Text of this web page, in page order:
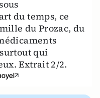
du temps, ce
du Prozac, du
qui
Extrait 2/2.